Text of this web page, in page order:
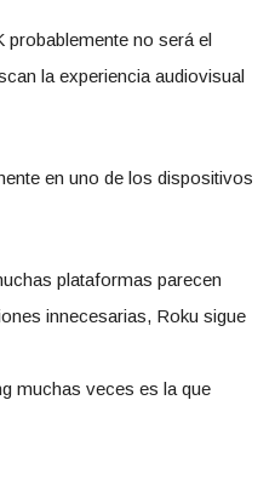
no será el
la experiencia audiovisual
en uno de los dispositivos
plataformas parecen
innecesarias, Roku sigue
muchas veces es la que